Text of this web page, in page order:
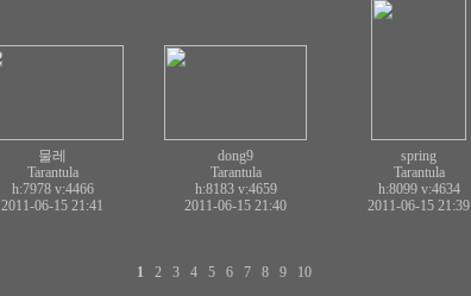
물레
Tarantula
h:7978 v:4466
2011-06-15 21:41
dong9
Tarantula
h:8183 v:4659
2011-06-15 21:40
spring
Tarantula
h:8099 v:4634
2011-06-15 21:39
1 2 3 4 5 6 7 8 9 10